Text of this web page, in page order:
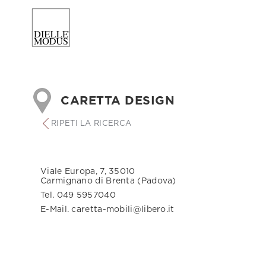
CARETTA DESIGN
RIPETI LA RICERCA
Viale Europa, 7, 35010
Carmignano di Brenta (Padova)
Tel. 049 5957040
E-Mail. caretta-mobili@libero.it